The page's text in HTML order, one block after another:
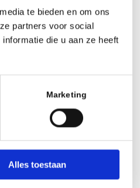
te bieden en om ons
partners voor social
die u aan ze heeft
Marketing
Alles toestaan